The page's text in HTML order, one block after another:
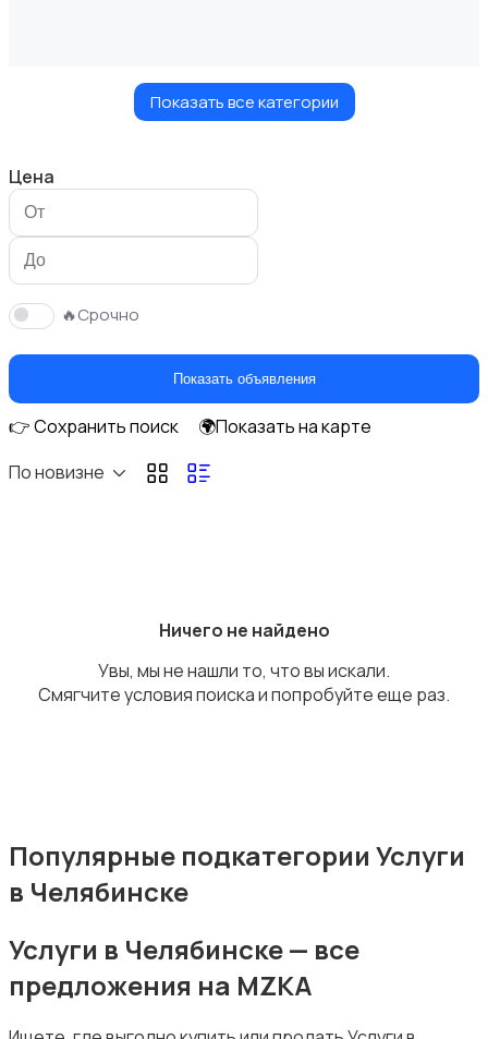
Красота и здоровье
Ремонт и строительство
Показать все категории
Цена
🔥Срочно
Показать объявления
👉 Сохранить поиск
🌍Показать на карте
По новизне
Ничего не найдено
Увы, мы не нашли то, что вы искали.
Смягчите условия поиска и попробуйте еще раз.
Популярные подкатегории Услуги
в Челябинске
Услуги в Челябинске — все
предложения на MZKA